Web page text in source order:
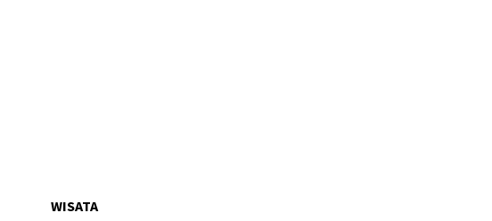
WISATA